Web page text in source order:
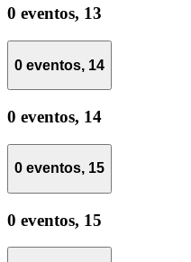
0 eventos, 13
0 eventos, 14
0 eventos, 14
0 eventos, 15
0 eventos, 15